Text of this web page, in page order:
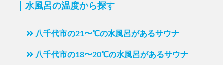
水風呂の温度から探す
八千代市の21〜℃の水風呂があるサウナ
八千代市の18〜20℃の水風呂があるサウナ